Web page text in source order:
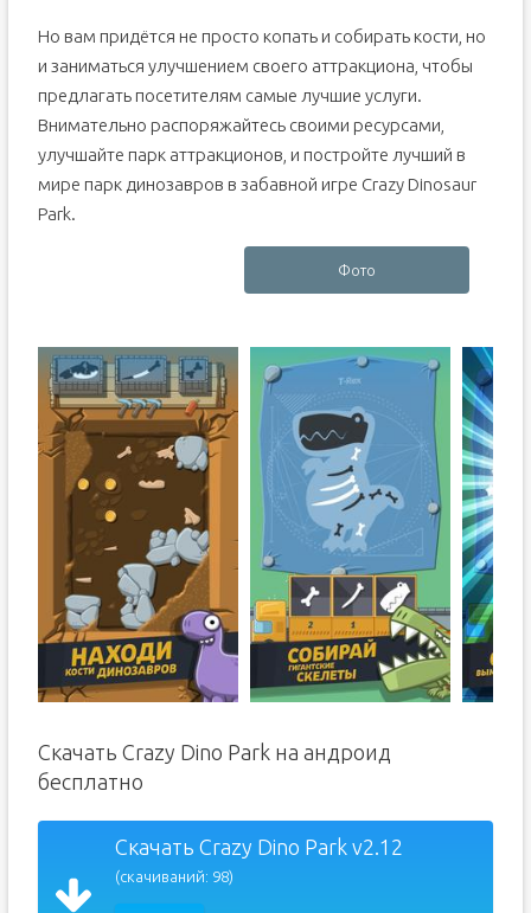
Но вам придётся не просто копать и собирать кости, но
и заниматься улучшением своего аттракциона, чтобы
предлагать посетителям самые лучшие услуги.
Внимательно распоряжайтесь своими ресурсами,
улучшайте парк аттракционов, и постройте лучший в
мире парк динозавров в забавной игре Crazy Dinosaur
Park.
Фото
Скачать Crazy Dino Park на андроид
бесплатно
Скачать Crazy Dino Park v2.12
(скачиваний: 98)